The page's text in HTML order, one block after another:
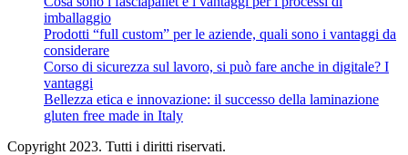
imballaggio
Prodotti “full custom” per le aziende, quali sono i vantaggi da
considerare
Corso di sicurezza sul lavoro, si può fare anche in digitale? I
vantaggi
Bellezza etica e innovazione: il successo della laminazione
gluten free made in Italy
Copyright 2023. Tutti i diritti riservati.